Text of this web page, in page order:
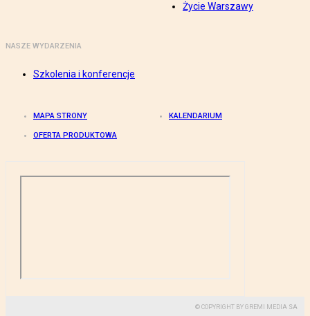
Życie Warszawy
NASZE WYDARZENIA
Szkolenia i konferencje
MAPA STRONY KALENDARIUM
OFERTA PRODUKTOWA
© COPYRIGHT BY GREMI MEDIA SA